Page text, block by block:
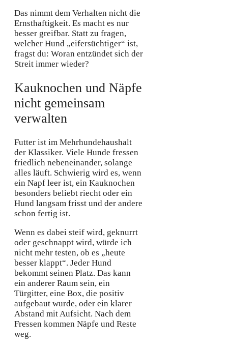
Das nimmt dem Verhalten nicht die
Ernsthaftigkeit. Es macht es nur
besser greifbar. Statt zu fragen,
welcher Hund „eifersüchtiger“ ist,
fragst du: Woran entzündet sich der
Streit immer wieder?
Kauknochen und Näpfe
nicht gemeinsam
verwalten
Futter ist im Mehrhundehaushalt
der Klassiker. Viele Hunde fressen
friedlich nebeneinander, solange
alles läuft. Schwierig wird es, wenn
ein Napf leer ist, ein Kauknochen
besonders beliebt riecht oder ein
Hund langsam frisst und der andere
schon fertig ist.
Wenn es dabei steif wird, geknurrt
oder geschnappt wird, würde ich
nicht mehr testen, ob es „heute
besser klappt“. Jeder Hund
bekommt seinen Platz. Das kann
ein anderer Raum sein, ein
Türgitter, eine Box, die positiv
aufgebaut wurde, oder ein klarer
Abstand mit Aufsicht. Nach dem
Fressen kommen Näpfe und Reste
weg.